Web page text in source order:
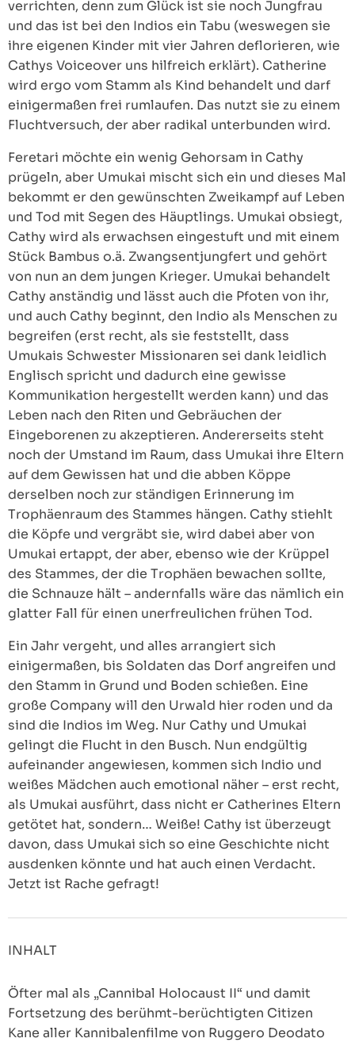
verrichten, denn zum Glück ist sie noch Jungfrau
und das ist bei den Indios ein Tabu (weswegen sie
ihre eigenen Kinder mit vier Jahren deflorieren, wie
Cathys Voiceover uns hilfreich erklärt). Catherine
wird ergo vom Stamm als Kind behandelt und darf
einigermaßen frei rumlaufen. Das nutzt sie zu einem
Fluchtversuch, der aber radikal unterbunden wird.
Feretari möchte ein wenig Gehorsam in Cathy
prügeln, aber Umukai mischt sich ein und dieses Mal
bekommt er den gewünschten Zweikampf auf Leben
und Tod mit Segen des Häuptlings. Umukai obsiegt,
Cathy wird als erwachsen eingestuft und mit einem
Stück Bambus o.ä. Zwangsentjungfert und gehört
von nun an dem jungen Krieger. Umukai behandelt
Cathy anständig und lässt auch die Pfoten von ihr,
und auch Cathy beginnt, den Indio als Menschen zu
begreifen (erst recht, als sie feststellt, dass
Umukais Schwester Missionaren sei dank leidlich
Englisch spricht und dadurch eine gewisse
Kommunikation hergestellt werden kann) und das
Leben nach den Riten und Gebräuchen der
Eingeborenen zu akzeptieren. Andererseits steht
noch der Umstand im Raum, dass Umukai ihre Eltern
auf dem Gewissen hat und die abben Köppe
derselben noch zur ständigen Erinnerung im
Trophäenraum des Stammes hängen. Cathy stiehlt
die Köpfe und vergräbt sie, wird dabei aber von
Umukai ertappt, der aber, ebenso wie der Krüppel
des Stammes, der die Trophäen bewachen sollte,
die Schnauze hält – andernfalls wäre das nämlich ein
glatter Fall für einen unerfreulichen frühen Tod.
Ein Jahr vergeht, und alles arrangiert sich
einigermaßen, bis Soldaten das Dorf angreifen und
den Stamm in Grund und Boden schießen. Eine
große Company will den Urwald hier roden und da
sind die Indios im Weg. Nur Cathy und Umukai
gelingt die Flucht in den Busch. Nun endgültig
aufeinander angewiesen, kommen sich Indio und
weißes Mädchen auch emotional näher – erst recht,
als Umukai ausführt, dass nicht er Catherines Eltern
getötet hat, sondern… Weiße! Cathy ist überzeugt
davon, dass Umukai sich so eine Geschichte nicht
ausdenken könnte und hat auch einen Verdacht.
Jetzt ist Rache gefragt!
INHALT
Öfter mal als „Cannibal Holocaust II“ und damit
Fortsetzung des berühmt-berüchtigten Citizen
Kane aller Kannibalenfilme von Ruggero Deodato